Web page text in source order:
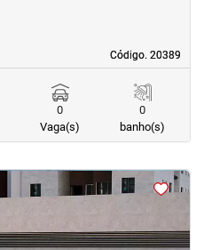
Código. 20389
Código. 20389
0
Vaga(s)
0
banho(s)